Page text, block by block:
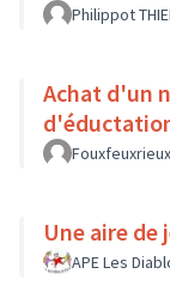
Philippot
Achat d'un
Fouxfeuxrieux
Une aire de
APE Les